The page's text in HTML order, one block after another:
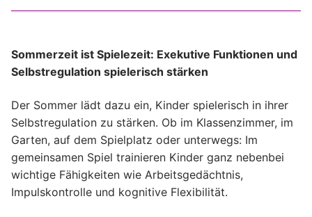
Sommerzeit ist Spielezeit: Exekutive Funktionen und
Selbstregulation spielerisch stärken
Der Sommer lädt dazu ein, Kinder spielerisch in ihrer
Selbstregulation zu stärken. Ob im Klassenzimmer, im
Garten, auf dem Spielplatz oder unterwegs: Im
gemeinsamen Spiel trainieren Kinder ganz nebenbei
wichtige Fähigkeiten wie Arbeitsgedächtnis,
Impulskontrolle und kognitive Flexibilität.